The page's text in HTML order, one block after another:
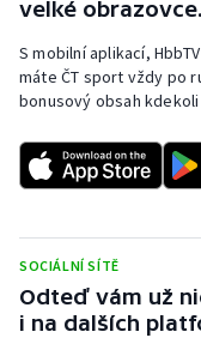
velké obrazovce.
S mobilní aplikací,
máte ČT sport vždy po
bonusový obsah
SOCIÁLNÍ SÍTĚ
Odteď vám už
i na dalších